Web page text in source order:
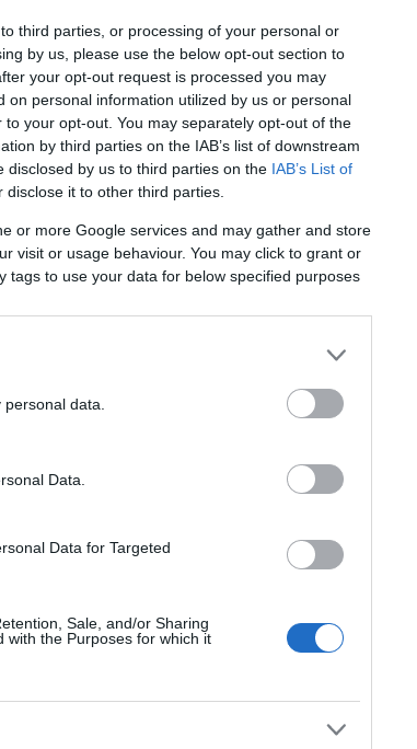
third parties, or processing of your personal or
by us, please use the below opt-out section to
your opt-out request is processed you may
on personal information utilized by us or personal
your opt-out. You may separately opt-out of the
by third parties on the IAB’s list of downstream
disclosed by us to third parties on the IAB’s List of
disclose it to other third parties.
or more Google services and may gather and store
visit or usage behaviour. You may click to grant or
tags to use your data for below specified purposes
data.
Data.
Data for Targeted
Sale, and/or Sharing
with the Purposes for which it
και
στις πωλήσεις
όπως σεληνιακά
στην μαύρη
ΑΜΥΝΑ
06/08/26 - 17:00
6 Αυγούστου 1945:
ατομικής βόμβας
ακολουθήσει στις
Ναγκασάκι
Γερμανικά ΜΜΕ:
μετέφερε το
ΑΜΥΝΑ
06/08/26 - 16:33
Σάμου (ή
ΔΙΕΘΝΗ
Επίθεση
υποτελείς των ΗΠΑ»
ΔΙΕΘΝΗ
ΕΕ: «Παραμένουμε
συνοριακοί
06/08/26 - 16:06